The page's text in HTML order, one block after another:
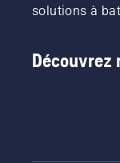
solutions à
Découvrez